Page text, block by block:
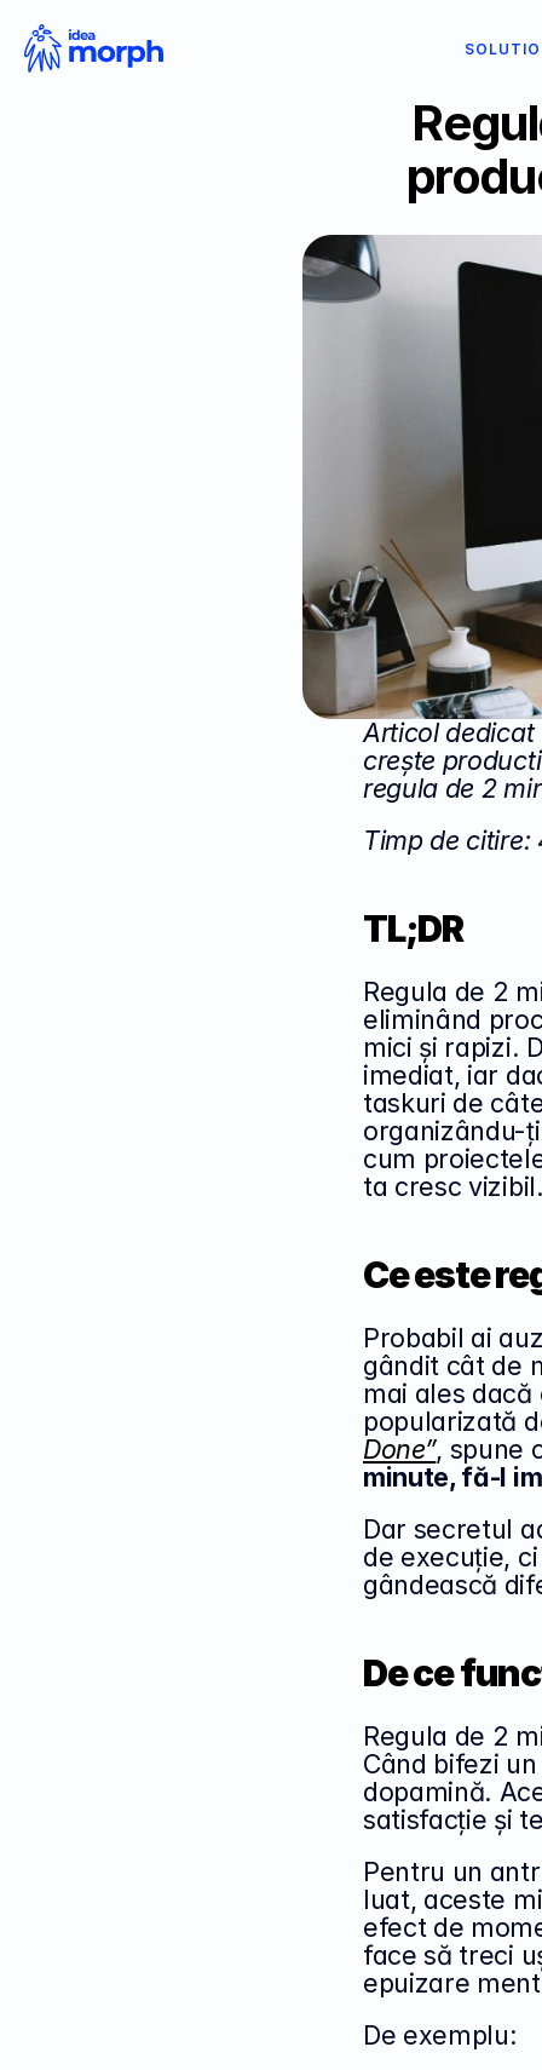
Articol dedicat
crește
regula de 2
Timp de citire:
TL;DR
Regula de 2
eliminând
mici și rapizi.
imediat, iar
taskuri de
organizându-
cum
ta cresc
Ce este
Probabil ai
gândit cât de
mai ales
popularizată
Done”, spune
minute, fă-l
Dar secretul
de execuție,
gândească
De ce
Regula de 2
Când bifezi
dopamină.
satisfacție și
Pentru un
luat, aceste
efect de
face să treci
epuizare
De exemplu: